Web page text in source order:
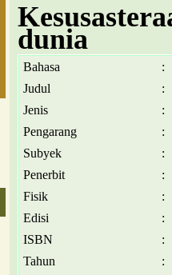
dunia
Bahasa
:
Judul
:
Jenis
:
Pengarang
:
Subyek
:
Penerbit
:
Fisik
:
Edisi
:
ISBN
:
Tahun
: